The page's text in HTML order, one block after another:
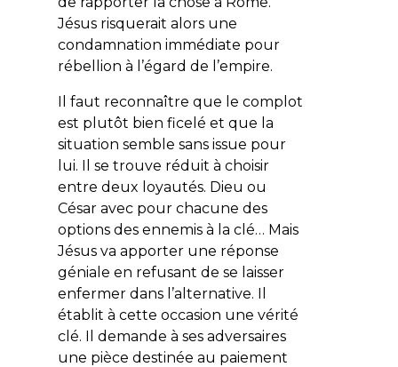
Jésus risquerait alors une
condamnation immédiate pour
rébellion à l’égard de l’empire.
Il faut reconnaître que le complot
est plutôt bien ficelé et que la
situation semble sans issue pour
lui. Il se trouve réduit à choisir
entre deux loyautés. Dieu ou
César avec pour chacune des
options des ennemis à la clé… Mais
Jésus va apporter une réponse
géniale en refusant de se laisser
enfermer dans l’alternative. Il
établit à cette occasion une vérité
clé. Il demande à ses adversaires
une pièce destinée au paiement